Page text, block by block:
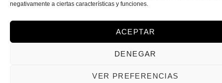
negativamente a ciertas características y funciones.
ACEPTAR
DENEGAR
VER PREFERENCIAS